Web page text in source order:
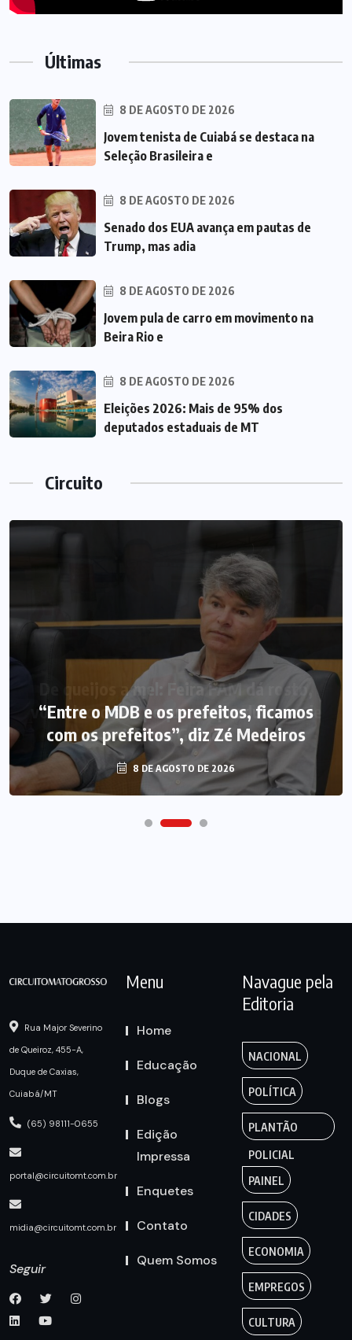
Últimas
8 DE AGOSTO DE 2026
Jovem tenista de Cuiabá se destaca na
Seleção Brasileira e
8 DE AGOSTO DE 2026
Senado dos EUA avança em pautas de
Trump, mas adia
8 DE AGOSTO DE 2026
Jovem pula de carro em movimento na
Beira Rio e
8 DE AGOSTO DE 2026
Eleições 2026: Mais de 95% dos
deputados estaduais de MT
Circuito
“Entre o MDB e os prefeitos, ficamos
com os prefeitos”, diz Zé Medeiros
8 DE AGOSTO DE 2026
Rua Major Severino
de Queiroz, 455-A,
Duque de Caxias,
Cuiabá/MT
(65) 98111-0655
portal@circuitomt.com.br
midia@circuitomt.com.br
Seguir
Menu
Home
Educação
Blogs
Edição
Impressa
Enquetes
Contato
Quem Somos
Navague pela
Editoria
NACIONAL
POLÍTICA
PLANTÃO
POLICIAL
PAINEL
CIDADES
ECONOMIA
EMPREGOS
CULTURA